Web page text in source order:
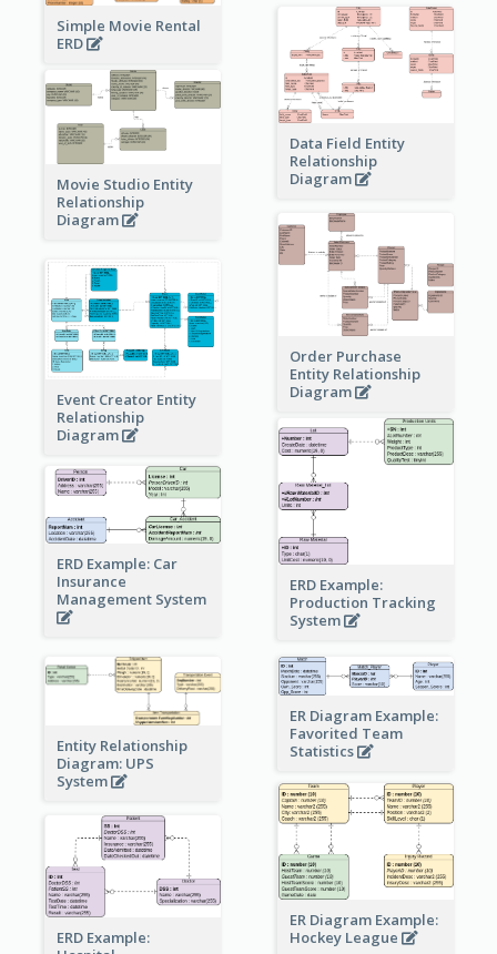
Simple Movie Rental
ERD
Data Field Entity
Relationship
Diagram
Movie Studio Entity
Relationship
Diagram
Order Purchase
Entity Relationship
Diagram
Event Creator Entity
Relationship
Diagram
ERD Example:
Production Tracking
System
ERD Example: Car
Insurance
Management System
Entity Relationship
Diagram: UPS
System
ER Diagram Example:
Favorited Team
Statistics
ER Diagram Example:
Hockey League
ERD Example: